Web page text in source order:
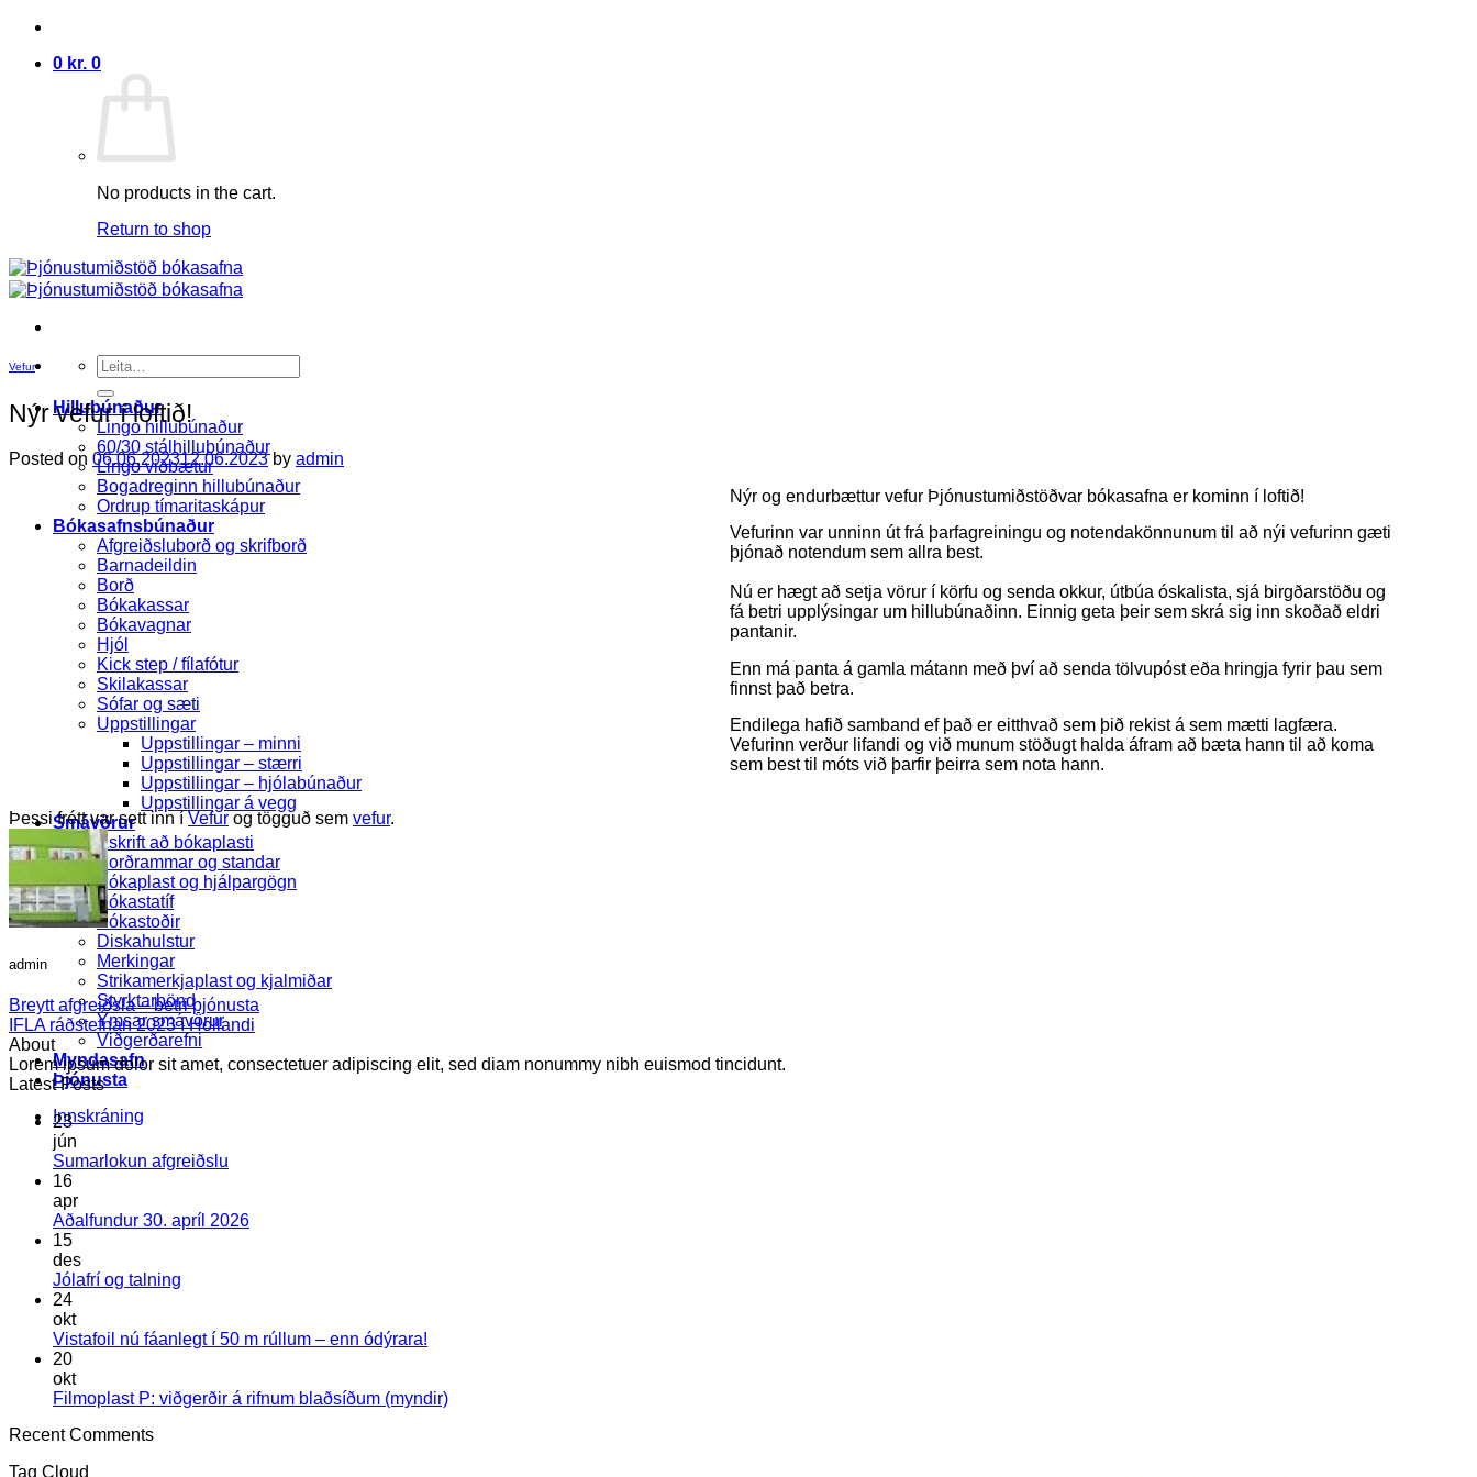
Skip
content
0 kr. 0
No products in the cart.
Return to shop
Search
for:
Hillubúnaður
Lingo hillubúnaður
60/30 stálhillubúnaður
Lingo viðbætur
Bogadreginn hillubúnaður
Ordrup tímaritaskápur
Bókasafnsbúnaður
Afgreiðsluborð og skrifborð
Barnadeildin
Borð
Bókakassar
Bókavagnar
Hjól
Kick step / fílafótur
Skilakassar
Sófar og sæti
Uppstillingar
Uppstillingar – minni
Uppstillingar – stærri
Uppstillingar – hjólabúnaður
Uppstillingar á vegg
Smávörur
Áskrift að bókaplasti
Borðrammar og standar
Bókaplast og hjálpargögn
Bókastatíf
Bókastoðir
Diskahulstur
Merkingar
Strikamerkjaplast og kjalmiðar
Styrktarbönd
Ýmsar smávörur
Viðgerðarefni
Myndasafn
Þjónusta
Innskráning
Vefur
Nýr vefur í loftið!
Posted on 06.06.202312.06.2023 by admin
Nýr og endurbættur vefur Þjónustumiðstöðvar bókasafna er kominn í loftið!
Vefurinn var unninn út frá þarfagreiningu og notendakönnunum til að nýi vefurinn gæti
þjónað notendum sem allra best.
Nú er hægt að setja vörur í körfu og senda okkur, útbúa óskalista, sjá birgðarstöðu og
fá betri upplýsingar um hillubúnaðinn. Einnig geta þeir sem skrá sig inn skoðað eldri
pantanir.
Enn má panta á gamla mátann með því að senda tölvupóst eða hringja fyrir þau sem
finnst það betra.
Endilega hafið samband ef það er eitthvað sem þið rekist á sem mætti lagfæra.
Vefurinn verður lifandi og við munum stöðugt halda áfram að bæta hann til að koma
sem best til móts við þarfir þeirra sem nota hann.
Þessi frétt var sett inn í Vefur og tögguð sem vefur.
admin
Breytt afgreiðsla – betri þjónusta
IFLA ráðstefnan 2023 í Hollandi
About
Lorem ipsum dolor sit amet, consectetuer adipiscing elit, sed diam nonummy nibh euismod tincidunt.
Latest Posts
23
jún
Sumarlokun afgreiðslu
Sumarlokun
16
apr
Aðalfundur 30. apríl 2026Engar
2026
15
des
Jólafrí og talning
Jólafrí
24
okt
Vistafoil nú fáanlegt í 50 m rúllum – enn ódýrara!
Vistafoil
20
okt
Filmoplast P: viðgerðir á rifnum blaðsíðum (myndir)Engar
Recent Comments
Tag Cloud